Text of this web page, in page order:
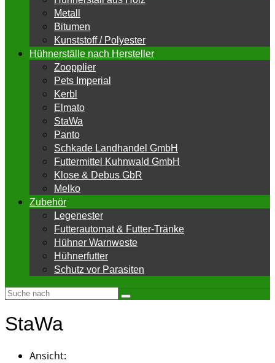
Metall
Bitumen
Kunststoff / Polyester
Hühnerställe nach Hersteller
Zoopplier
Pets Imperial
Kerbl
Elmato
StaWa
Panto
Schkade Landhandel GmbH
Futtermittel Kuhnwald GmbH
Klose & Debus GbR
Melko
Zubehör
Legenester
Futterautomat & Futter-Tränke
Hühner Warnweste
Hühnerfutter
Schutz vor Parasiten
StaWa
Ansicht: